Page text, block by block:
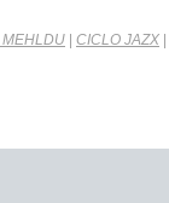
CICLO JAZX